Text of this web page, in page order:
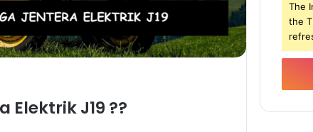
J19 ??
The
the